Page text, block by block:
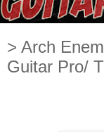
> Arch
Guitar Pro/